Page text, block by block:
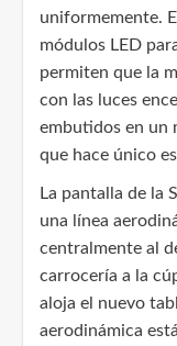
uniformemente.
módulos LED
permiten que la
con las luces
embutidos en un
que hace único
La pantalla de la
una línea
centralmente al
carrocería a la
aloja el nuevo
aerodinámica